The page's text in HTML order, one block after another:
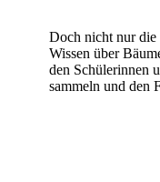
Doch nicht nur die
Wissen über
den Schülerinnen
sammeln und den